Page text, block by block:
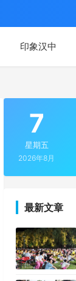
印象汉中
7
星期五
2026年8月
最新文章